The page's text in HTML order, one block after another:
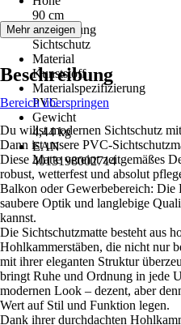
90 cm
Anwendung
Sichtschutz
Material
Kunststoff
Materialspezifizierung
PVC
Gewicht
4,44 kg
EAN
4013198002714
Mehr anzeigen
Beschreibung
Bereich überspringen
Du willst modernen Sichtschutz
Dann ist unsere PVC-
Diese Matte vereint zeitgemäßes
robust, wetterfest und absolut
Balkon oder Gewerbebereich:
saubere Optik und langlebige
kannst.
Die Sichtschutzmatte besteht aus
Hohlkammerstäben, die nicht nur
mit ihrer eleganten Struktur
bringt Ruhe und Ordnung in jede
modernen Look – dezent, aber
Wert auf Stil und Funktion legen.
Dank ihrer durchdachten